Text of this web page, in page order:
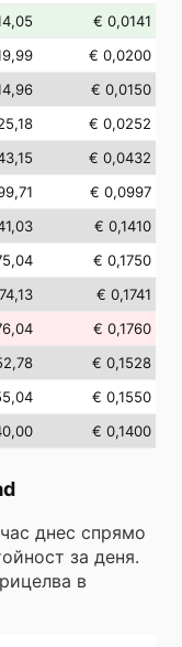
€ 0,0141
€ 0,0200
€ 0,0150
€ 0,0252
€ 0,0432
€ 0,0997
€ 0,1410
€ 0,1750
€ 0,1741
€ 0,1760
€ 0,1528
€ 0,1550
€ 0,1400
днес спрямо
за деня.
в